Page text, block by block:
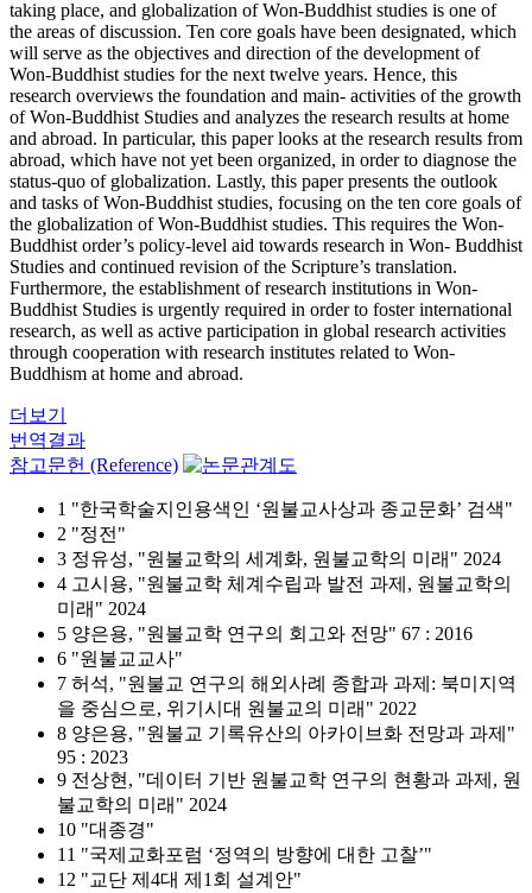
taking place, and globalization of Won-Buddhist studies is one of
the areas of discussion. Ten core goals have been designated, which
will serve as the objectives and direction of the development of
Won-Buddhist studies for the next twelve years. Hence, this
research overviews the foundation and main- activities of the growth
of Won-Buddhist Studies and analyzes the research results at home
and abroad. In particular, this paper looks at the research results from
abroad, which have not yet been organized, in order to diagnose the
status-quo of globalization. Lastly, this paper presents the outlook
and tasks of Won-Buddhist studies, focusing on the ten core goals of
the globalization of Won-Buddhist studies. This requires the Won-
Buddhist order’s policy-level aid towards research in Won- Buddhist
Studies and continued revision of the Scripture’s translation.
Furthermore, the establishment of research institutions in Won-
Buddhist Studies is urgently required in order to foster international
research, as well as active participation in global research activities
through cooperation with research institutes related to Won-
Buddhism at home and abroad.
더보기
번역결과
참고문헌 (Reference)
1 "한국학술지인용색인 ‘원불교사상과 종교문화’ 검색"
2 "정전"
3 정유성, "원불교학의 세계화, 원불교학의 미래" 2024
4 고시용, "원불교학 체계수립과 발전 과제, 원불교학의
미래" 2024
5 양은용, "원불교학 연구의 회고와 전망" 67 : 2016
6 "원불교교사"
7 허석, "원불교 연구의 해외사례 종합과 과제: 북미지역
을 중심으로, 위기시대 원불교의 미래" 2022
8 양은용, "원불교 기록유산의 아카이브화 전망과 과제"
95 : 2023
9 전상현, "데이터 기반 원불교학 연구의 현황과 과제, 원
불교학의 미래" 2024
10 "대종경"
11 "국제교화포럼 ‘정역의 방향에 대한 고찰’"
12 "교단 제4대 제1회 설계안"